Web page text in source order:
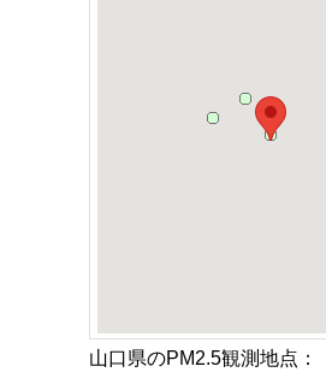
山口県のPM2.5観測地点：